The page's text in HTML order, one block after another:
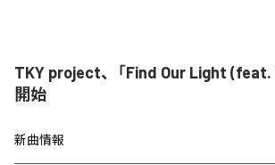
TKY project、「Find Our Light (feat.
開始
新曲情報